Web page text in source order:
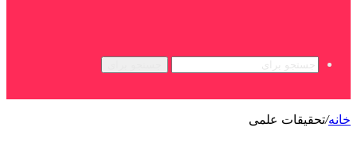
خانه/تحقیقات علمی